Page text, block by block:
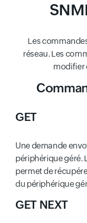
Les
réseau. Les
modifier
GET
Une demande
périphérique géré.
permet de
du périphérique
GET NEXT